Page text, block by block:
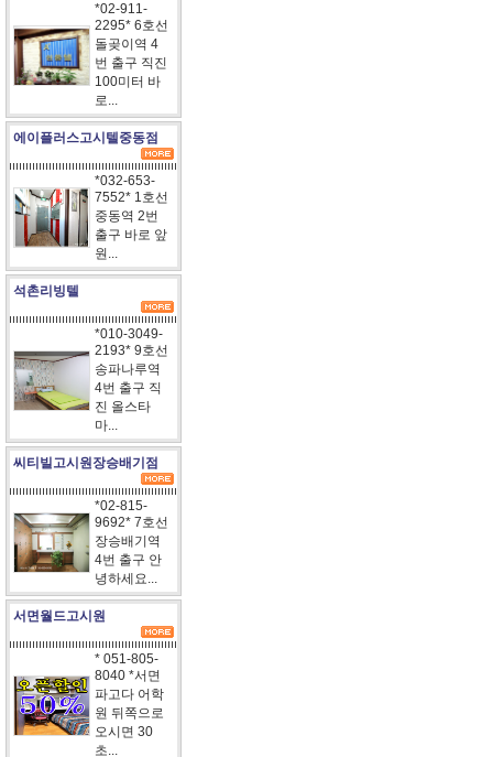
*02-911-
2295* 6호선
돌곶이역 4
번 출구 직진
100미터 바
로...
에이플러스고시텔중동점
*032-653-
7552* 1호선
중동역 2번
출구 바로 앞
원...
석촌리빙텔
*010-3049-
2193* 9호선
송파나루역
4번 출구 직
진 올스타
마...
씨티빌고시원장승배기점
*02-815-
9692* 7호선
장승배기역
4번 출구 안
녕하세요...
서면월드고시원
* 051-805-
8040 *서면
파고다 어학
원 뒤쪽으로
오시면 30
초...